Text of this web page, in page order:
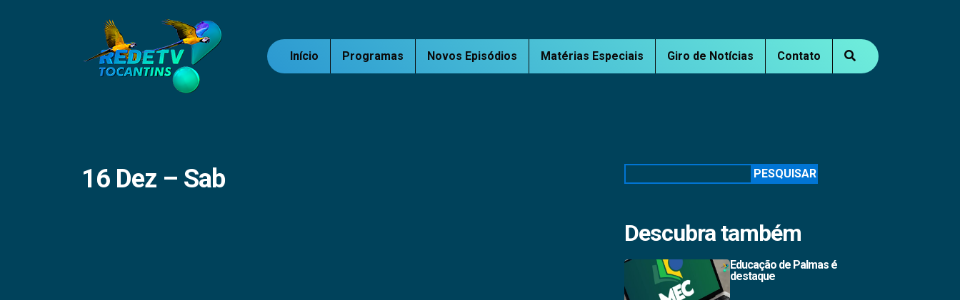
Início Programas Novos Episódios Matérias Especiais Giro de Notícias Contato
16 Dez – Sab PESQUISAR
Descubra também
Educação de Palmas é
destaque